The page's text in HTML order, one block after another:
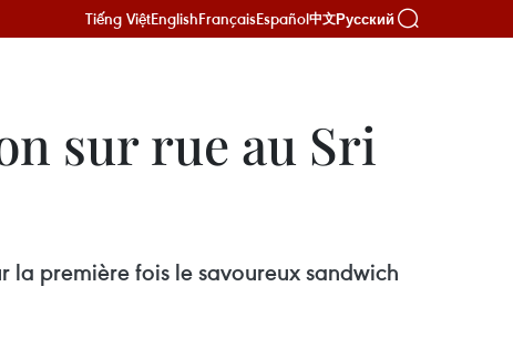
Tiếng ViệtEnglishFrançaisEspañol中文Русский
sur rue au Sri
la première fois le savoureux sandwich